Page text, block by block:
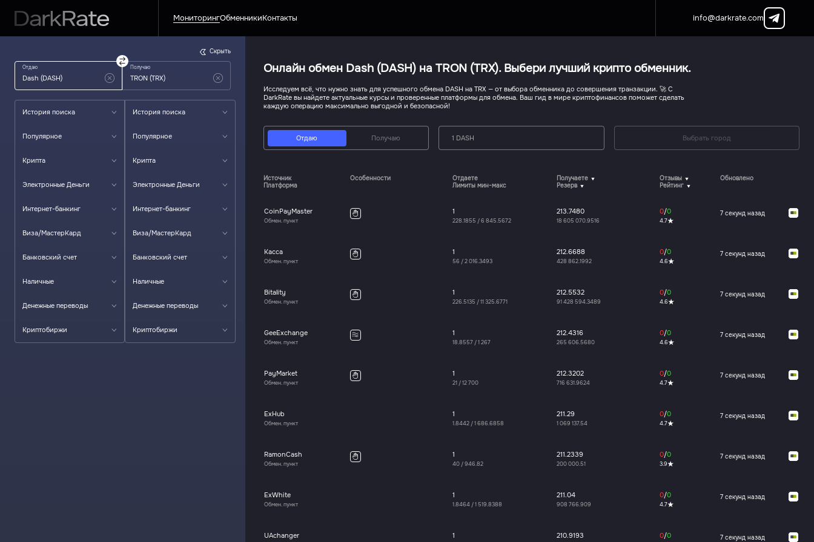
МониторингОбменникиКонтакты info@darkrate.com
Отдаю Получаю
История поиска
Популярное
Крипта
Электронные Деньги
Интернет-банкинг
Виза/МастерКард
Банковский счет
Наличные
Денежные переводы
Криптобиржи
История поиска
Популярное
Крипта
Электронные Деньги
Интернет-банкинг
Виза/МастерКард
Банковский счет
Наличные
Денежные переводы
Криптобиржи
Скрыть
Онлайн обмен Dash (DASH) на TRON (TRX). Выбери лучший крипто обменник.
Исследуем всё, что нужно знать для успешного обмена DASH на TRX — от выбора обменника до совершения транзакции. 🚀 С
DarkRate вы найдете актуальные курсы и проверенные платформы для обмена. Ваш гид в мире криптофинансов поможет сделать
каждую операцию максимально выгодной и безопасной!
Отдаю Получаю 1 DASH Выбрать город
Источник
Платформа
Особенности
Отдаете
Лимиты мин-макс
Получаете
Резерв
Отзывы
Рейтинг
Обновлено
CoinPayMaster
Обмен. пункт
1
228.1855 /6 845.5672
213.7480
18 605 070.9516
0/0
4.7
7 секунд назад
Касса
Обмен. пункт
1
56 /2 016.3493
212.6688
428 862.1992
0/0
4.6
7 секунд назад
Bitality
Обмен. пункт
1
226.5135 /11 325.6771
212.5532
91 428 594.3489
0/0
4.6
7 секунд назад
GeeExchange
Обмен. пункт
1
18.8557 /1 267
212.4316
265 606.5680
0/0
4.6
7 секунд назад
PayMarket
Обмен. пункт
1
21 /12 700
212.3202
716 631.9624
0/0
4.7
7 секунд назад
ExHub
Обмен. пункт
1
1.8442 /1 686.6858
211.29
1 069 137.54
0/0
4.7
7 секунд назад
RamonCash
Обмен. пункт
1
40 /946.82
211.2339
200 000.51
0/0
3.9
7 секунд назад
ExWhite
Обмен. пункт
1
1.8464 /1 519.8388
211.04
908 766.909
0/0
4.7
7 секунд назад
UAchanger 1 210.9193 0/0 7 секунд назад